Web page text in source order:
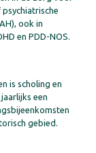
ook in
en PDD-NOS.
is scholing en
een
gebied.